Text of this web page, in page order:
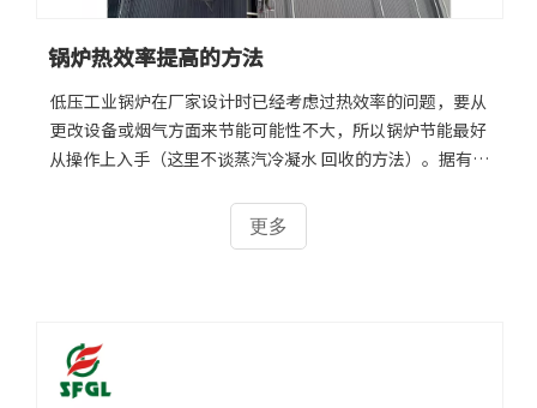
锅炉热效率提高的方法
资料调查显示，目前国内低压工业锅炉的设计热效率一般在
70~90%，一般实际运行热效率在60~80%左右，有些甚至